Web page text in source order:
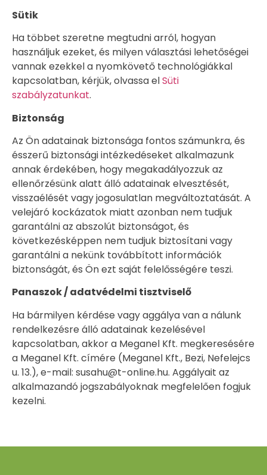
Sütik
Ha többet szeretne megtudni arról, hogyan
használjuk ezeket, és milyen választási lehetőségei
vannak ezekkel a nyomkövető technológiákkal
kapcsolatban, kérjük, olvassa elSüti
szabályzatunkat.
Biztonság
Az Ön adatainak biztonsága fontos számunkra, és
ésszerű biztonsági intézkedéseket alkalmazunk
annak érdekében, hogy megakadályozzuk az
ellenőrzésünk alatt álló adatainak elvesztését,
visszaélését vagy jogosulatlan megváltoztatását. A
velejáró kockázatok miatt azonban nem tudjuk
garantálni az abszolút biztonságot, és
következésképpen nem tudjuk biztosítani vagy
garantálni a nekünk továbbított információk
biztonságát, és Ön ezt saját felelősségére teszi.
Panaszok / adatvédelmi tisztviselő
Ha bármilyen kérdése vagy aggálya van a nálunk
rendelkezésre álló adatainak kezelésével
kapcsolatban, akkor a Meganel Kft. megkeresésére
a Meganel Kft. címére (Meganel Kft., Bezi, Nefelejcs
u. 13.), e-mail: susahu@t-online.hu. Aggályait az
alkalmazandó jogszabályoknak megfelelően fogjuk
kezelni.